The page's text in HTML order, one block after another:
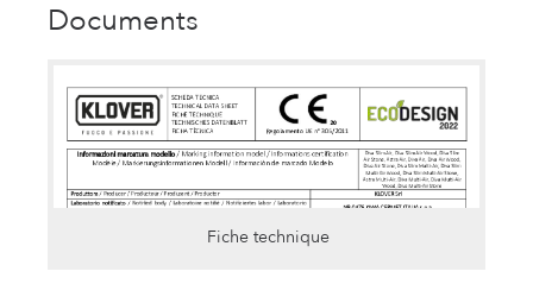
Documents
Fiche technique